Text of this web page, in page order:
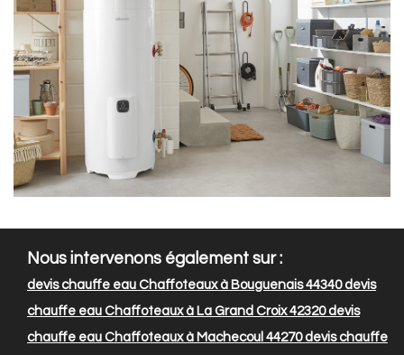
Nous intervenons également sur :
devis chauffe eau Chaffoteaux à Bouguenais 44340devis
chauffe eau Chaffoteaux à La Grand Croix 42320devis
chauffe eau Chaffoteaux à Machecoul 44270devis chauffe